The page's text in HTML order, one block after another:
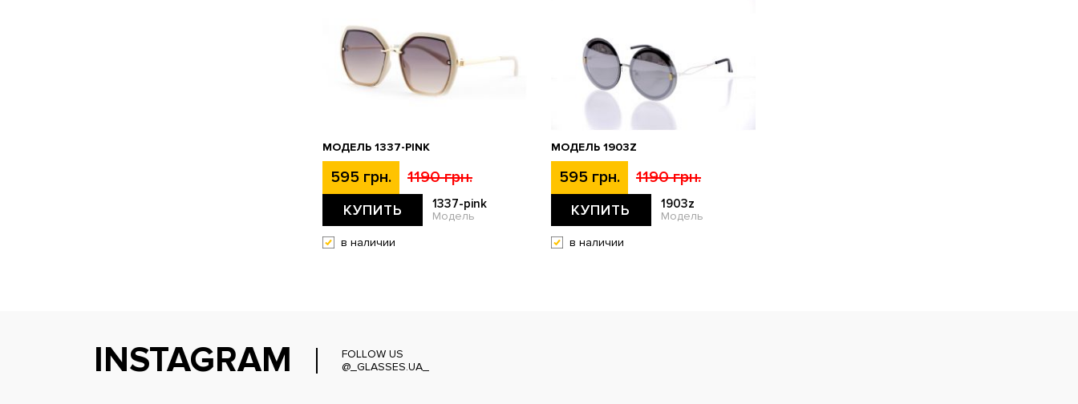
МОДЕЛЬ 1337-PINK
595 грн. 1190 грн.
КУПИТЬ 1337-pink
Модель
в наличии
МОДЕЛЬ 1903Z
595 грн. 1190 грн.
КУПИТЬ 1903z
Модель
в наличии
INSTAGRAM
FOLLOW US
@_GLASSES.UA_